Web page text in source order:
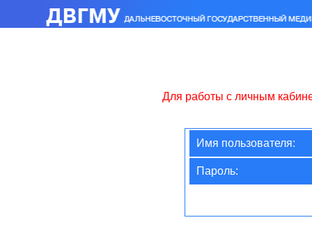
Для работы с личным
Имя пользователя:
Пароль: